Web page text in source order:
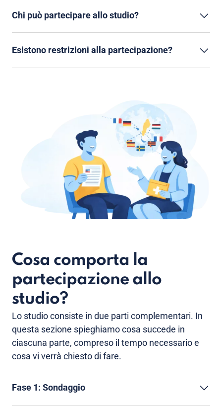
Chi può partecipare allo studio?
Esistono restrizioni alla partecipazione?
Cosa comporta la
partecipazione allo
studio?
Lo studio consiste in due parti complementari. In
questa sezione spieghiamo cosa succede in
ciascuna parte, compreso il tempo necessario e
cosa vi verrà chiesto di fare.
Fase 1: Sondaggio